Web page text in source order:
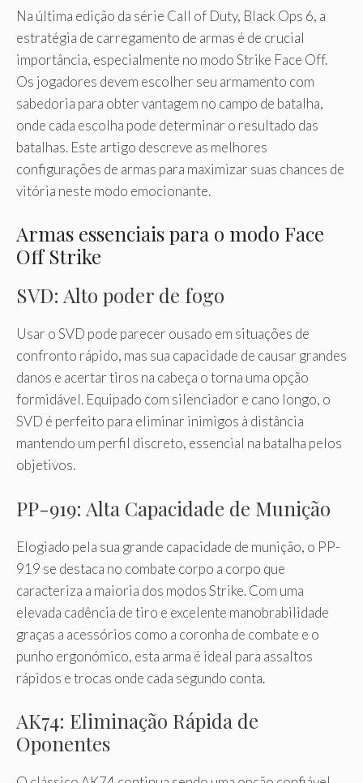
Na última edição da série Call of Duty, Black Ops 6, a
estratégia de carregamento de armas é de crucial
importância, especialmente no modo Strike Face Off.
Os jogadores devem escolher seu armamento com
sabedoria para obter vantagem no campo de batalha,
onde cada escolha pode determinar o resultado das
batalhas. Este artigo descreve as melhores
configurações de armas para maximizar suas chances de
vitória neste modo emocionante.
Armas essenciais para o modo Face
Off Strike
SVD: Alto poder de fogo
Usar o SVD pode parecer ousado em situações de
confronto rápido, mas sua capacidade de causar grandes
danos e acertar tiros na cabeça o torna uma opção
formidável. Equipado com silenciador e cano longo, o
SVD é perfeito para eliminar inimigos à distância
mantendo um perfil discreto, essencial na batalha pelos
objetivos.
PP-919: Alta Capacidade de Munição
Elogiado pela sua grande capacidade de munição, o PP-
919 se destaca no combate corpo a corpo que
caracteriza a maioria dos modos Strike. Com uma
elevada cadência de tiro e excelente manobrabilidade
graças a acessórios como a coronha de combate e o
punho ergonómico, esta arma é ideal para assaltos
rápidos e trocas onde cada segundo conta.
AK74: Eliminação Rápida de
Oponentes